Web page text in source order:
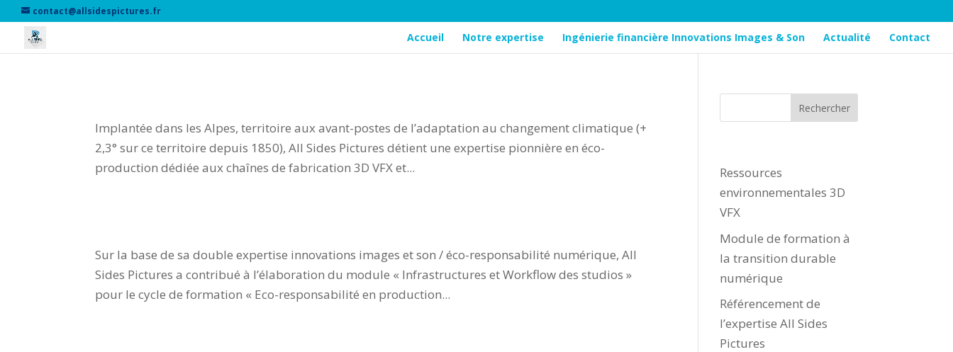
contact@allsidespictures.fr
Accueil Notre expertise Ingénierie financière Innovations Images & Son Actualité Contact
Implantée dans les Alpes, territoire aux avant-postes de l’adaptation au changement climatique (+
2,3° sur ce territoire depuis 1850), All Sides Pictures détient une expertise pionnière en éco-
production dédiée aux chaînes de fabrication 3D VFX et...
Sur la base de sa double expertise innovations images et son / éco-responsabilité numérique, All
Sides Pictures a contribué à l’élaboration du module « Infrastructures et Workflow des studios »
pour le cycle de formation « Eco-responsabilité en production...
Ressources
environnementales 3D
VFX
Module de formation à
la transition durable
numérique
Référencement de
l’expertise All Sides
Pictures